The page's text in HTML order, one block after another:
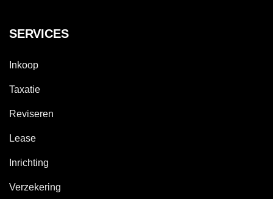
SERVICES
Inkoop
Taxatie
Reviseren
Lease
Inrichting
Verzekering